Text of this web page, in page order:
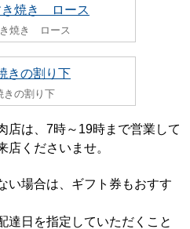
焼き ロース
きの割り下
店は、7時～19時まで営業して
店くださいませ。
い場合は、ギフト券もおすす
達日を指定していただくこと